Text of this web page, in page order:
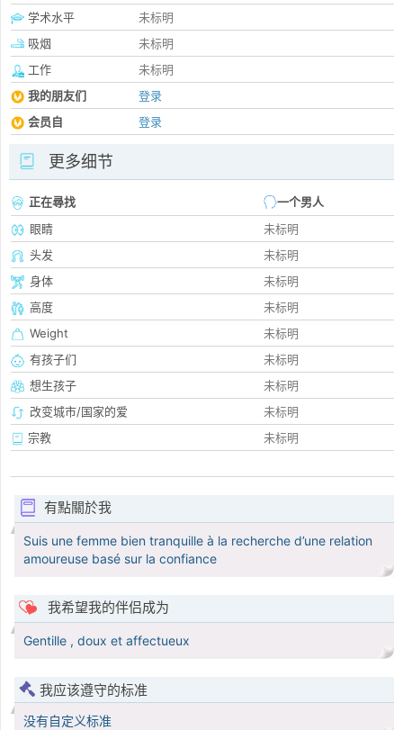
学术水平
未标明
吸烟
未标明
工作
未标明
我的朋友们
登录
会员自
登录
更多细节
正在尋找
一个男人
眼睛
未标明
头发
未标明
身体
未标明
高度
未标明
Weight
未标明
有孩子们
未标明
想生孩子
未标明
改变城市/国家的爱
未标明
宗教
未标明
有點關於我
Suis une femme bien tranquille à la recherche d’une relation
amoureuse basé sur la confiance
我希望我的伴侣成为
Gentille , doux et affectueux
我应该遵守的标准
没有自定义标准